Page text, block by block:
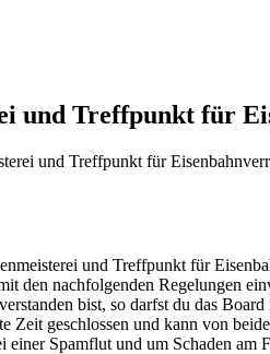
und Treffpunkt für
und Treffpunkt für
und Treffpunkt für
den nachfolgenden Regelungen
bist, so darfst du das
Zeit geschlossen und kann von
einer Spamflut und um Schaden